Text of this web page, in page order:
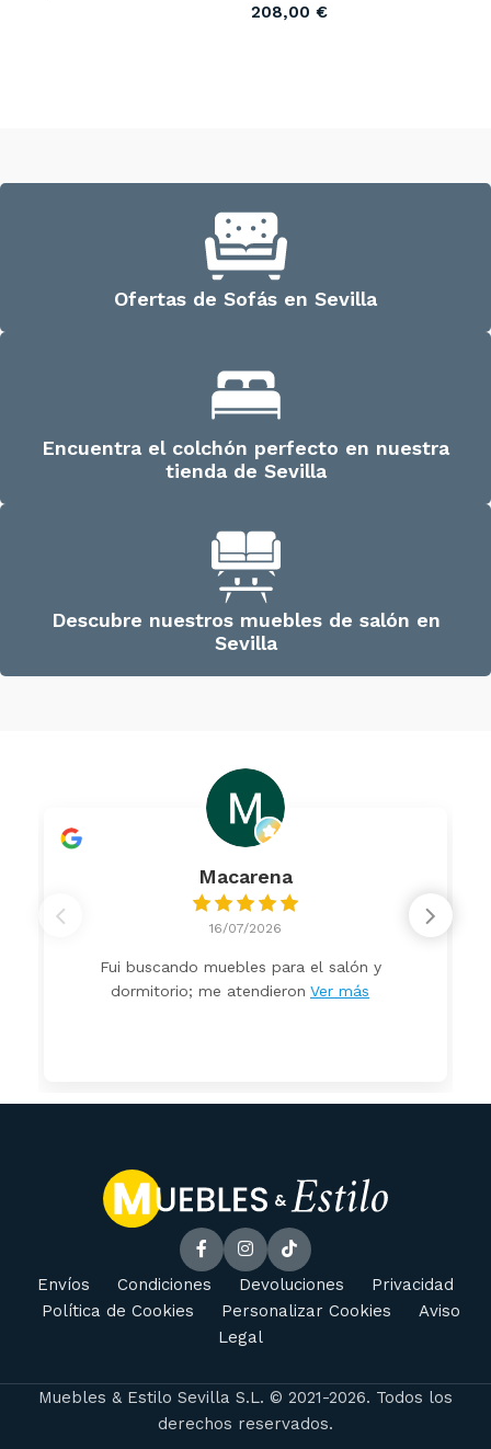
208,00 €
Ofertas de Sofás en Sevilla
Encuentra el colchón perfecto en nuestra
tienda de Sevilla
Descubre nuestros muebles de salón en
Sevilla
Macarena
16/07/2026
Fui buscando muebles para el salón y
dormitorio; me atendieron Ver más
Envíos Condiciones Devoluciones
Privacidad
Política de Cookies
Personalizar Cookies
Aviso
Legal
Muebles & Estilo Sevilla S.L. © 2021-2026. Todos los
derechos reservados.